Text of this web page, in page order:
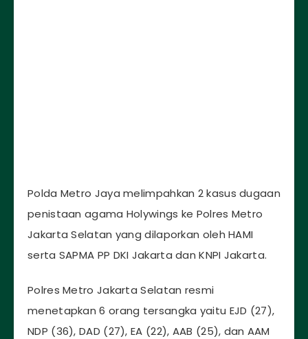
Polda Metro Jaya melimpahkan 2 kasus dugaan
penistaan agama Holywings ke Polres Metro
Jakarta Selatan yang dilaporkan oleh HAMI
serta SAPMA PP DKI Jakarta dan KNPI Jakarta.
Polres Metro Jakarta Selatan resmi
menetapkan 6 orang tersangka yaitu EJD (27),
NDP (36), DAD (27), EA (22), AAB (25), dan AAM